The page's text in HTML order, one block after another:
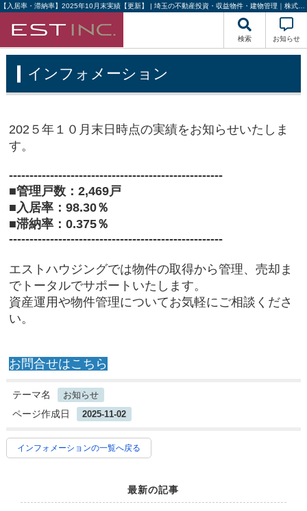
検索 お知らせ
インフォメーション
202５年１０月末日時点の実績をお知らせいたしま
す。
----------------------------------------------------
■管理戸数：2,469戸
■入居率：98.30％
■滞納率：0.375％
----------------------------------------------------
エストハウジングでは物件の取得から管理、売却ま
でトータルでサポートいたします。
資産運用や物件管理についてお気軽にご相談くださ
い。
お問合せはこちら
テーマ名 お知らせ
ページ作成日 2025-11-02
インフォメーションの一覧へ戻る
最新の記事